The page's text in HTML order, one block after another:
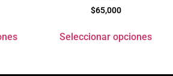
$65,000
Seleccionar opciones